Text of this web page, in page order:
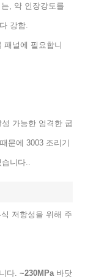
, 약 인장강도를
강함.
패널에 필요합니
가능한 엄격한 굽
문에 3003 조리기
니다..
저항성을 위해 주
다. ~230MPa바닷